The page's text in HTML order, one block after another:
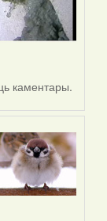
каментары.